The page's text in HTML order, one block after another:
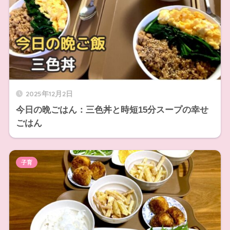
2025年12月2日
今日の晩ごはん：三色丼と時短15分スープの幸せ
ごはん
子育